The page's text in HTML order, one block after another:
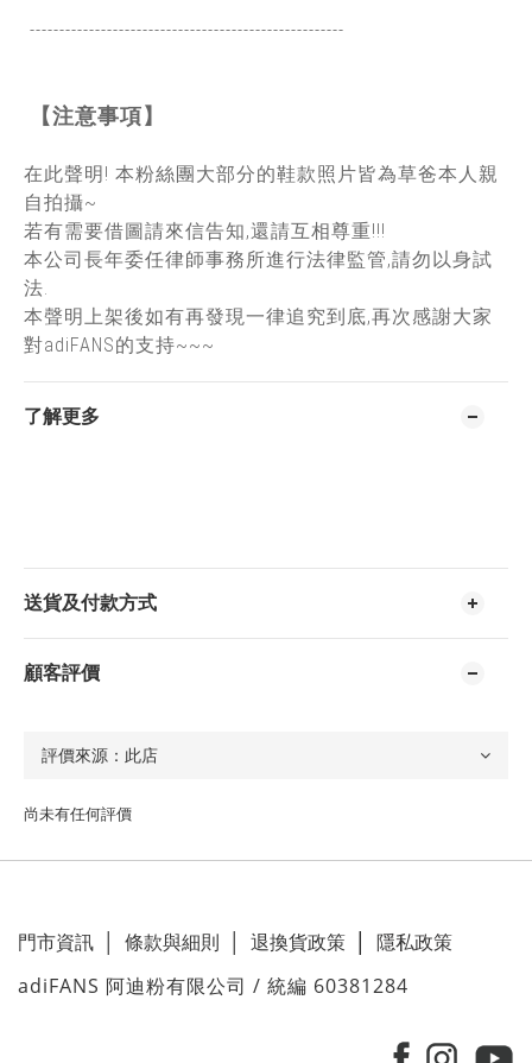
-----------------------------------------------------
【注意事項】
在此聲明! 本粉絲團大部分的鞋款照片皆為草爸本人親
自拍攝~
若有需要借圖請來信告知,還請互相尊重!!!
本公司長年委任律師事務所進行法律監管,請勿以身試
法.
本聲明上架後如有再發現一律追究到底,再次感謝大家
對adiFANS的支持~~~
了解更多
送貨及付款方式
顧客評價
尚未有任何評價
門市資訊 條款與細則 退換貨政策 隱私政策
adiFANS 阿迪粉有限公司 / 統編 60381284